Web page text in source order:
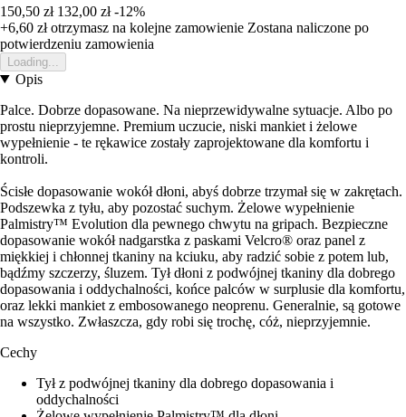
150,50 zł 132,00 zł -12%
+6,60 złotrzymasz na kolejne zamowienie Zostana naliczone po
potwierdzeniu zamowienia
Loading...
Opis
Palce. Dobrze dopasowane. Na nieprzewidywalne sytuacje. Albo po
prostu nieprzyjemne. Premium uczucie, niski mankiet i żelowe
wypełnienie - te rękawice zostały zaprojektowane dla komfortu i
kontroli.
Ścisłe dopasowanie wokół dłoni, abyś dobrze trzymał się w zakrętach.
Podszewka z tyłu, aby pozostać suchym. Żelowe wypełnienie
Palmistry™ Evolution dla pewnego chwytu na gripach. Bezpieczne
dopasowanie wokół nadgarstka z paskami Velcro® oraz panel z
miękkiej i chłonnej tkaniny na kciuku, aby radzić sobie z potem lub,
bądźmy szczerzy, śluzem. Tył dłoni z podwójnej tkaniny dla dobrego
dopasowania i oddychalności, końce palców w surplusie dla komfortu,
oraz lekki mankiet z embosowanego neoprenu. Generalnie, są gotowe
na wszystko. Zwłaszcza, gdy robi się trochę, cóż, nieprzyjemnie.
Cechy
Tył z podwójnej tkaniny dla dobrego dopasowania i
oddychalności